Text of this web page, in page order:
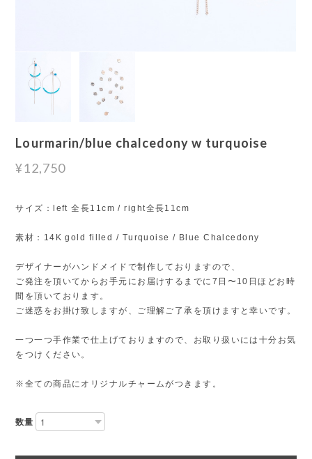
Lourmarin/blue chalcedony w turquoise
¥12,750
サイズ：left 全長11cm / right全長11cm
素材：14K gold filled / Turquoise / Blue Chalcedony
デザイナーがハンドメイドで制作しておりますので、
ご発注を頂いてからお手元にお届けするまでに7日〜10日ほどお時
間を頂いております。
ご迷惑をお掛け致しますが、ご理解ご了承を頂けますと幸いです。
一つ一つ手作業で仕上げておりますので、お取り扱いには十分お気
をつけください。
※全ての商品にオリジナルチャームがつきます。
数量